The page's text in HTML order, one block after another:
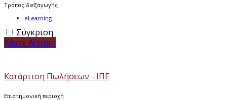
Τρόπος διεξαγωγής
eLearning
Σύγκριση
Κάντε Αίτηση
Κατάρτιση Πωλήσεων - ΙΠΕ
Επιστημονική περιοχή